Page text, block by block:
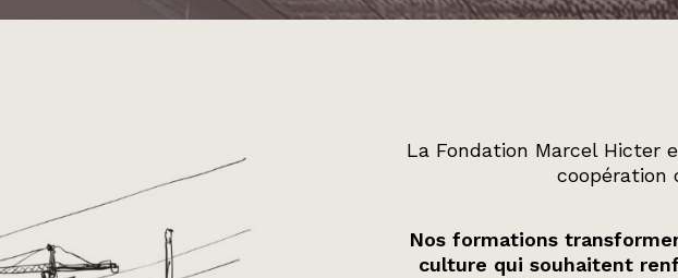
La Fondation Marcel Hicter
coopération
Nos formations
culture qui souhaitent